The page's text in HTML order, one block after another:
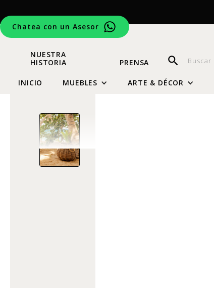
Chatea con un Asesor
NUESTRA
HISTORIA
PRENSA
INICIO MUEBLES ARTE & DÉCOR